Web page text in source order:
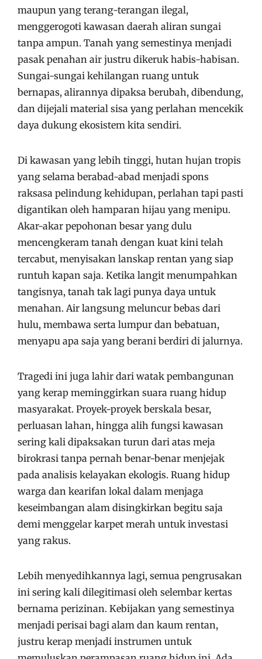
maupun yang terang-terangan ilegal,
menggerogoti kawasan daerah aliran sungai
tanpa ampun. Tanah yang semestinya menjadi
pasak penahan air justru dikeruk habis-habisan.
Sungai-sungai kehilangan ruang untuk
bernapas, alirannya dipaksa berubah, dibendung,
dan dijejali material sisa yang perlahan mencekik
daya dukung ekosistem kita sendiri.
Di kawasan yang lebih tinggi, hutan hujan tropis
yang selama berabad-abad menjadi spons
raksasa pelindung kehidupan, perlahan tapi pasti
digantikan oleh hamparan hijau yang menipu.
Akar-akar pepohonan besar yang dulu
mencengkeram tanah dengan kuat kini telah
tercabut, menyisakan lanskap rentan yang siap
runtuh kapan saja. Ketika langit menumpahkan
tangisnya, tanah tak lagi punya daya untuk
menahan. Air langsung meluncur bebas dari
hulu, membawa serta lumpur dan bebatuan,
menyapu apa saja yang berani berdiri di jalurnya.
Tragedi ini juga lahir dari watak pembangunan
yang kerap meminggirkan suara ruang hidup
masyarakat. Proyek-proyek berskala besar,
perluasan lahan, hingga alih fungsi kawasan
sering kali dipaksakan turun dari atas meja
birokrasi tanpa pernah benar-benar menjejak
pada analisis kelayakan ekologis. Ruang hidup
warga dan kearifan lokal dalam menjaga
keseimbangan alam disingkirkan begitu saja
demi menggelar karpet merah untuk investasi
yang rakus.
Lebih menyedihkannya lagi, semua pengrusakan
ini sering kali dilegitimasi oleh selembar kertas
bernama perizinan. Kebijakan yang semestinya
menjadi perisai bagi alam dan kaum rentan,
justru kerap menjadi instrumen untuk